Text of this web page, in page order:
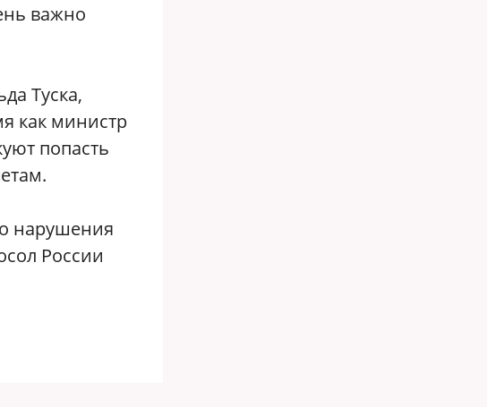
важно
Туска,
как министр
попасть
нарушения
России